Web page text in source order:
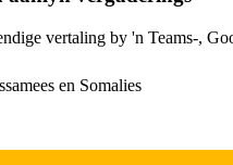
vertaling by 'n Teams-,
en Somalies